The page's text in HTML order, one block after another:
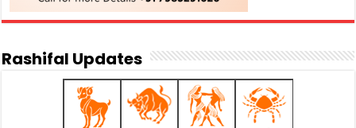
Rashifal Updates